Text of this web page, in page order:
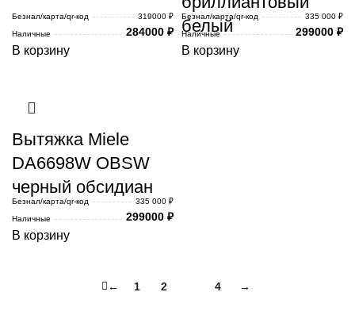
Безнал/карта/qr-код
319000 ₽
Наличные
284000 ₽
В корзину
белый
Безнал/карта/qr-код
335 000 ₽
Наличные
299000 ₽
В корзину
Вытяжка Miele
DA6698W OBSW
черный обсидиан
Безнал/карта/qr-код
335 000 ₽
Наличные
299000 ₽
В корзину
← 1 2 4 →